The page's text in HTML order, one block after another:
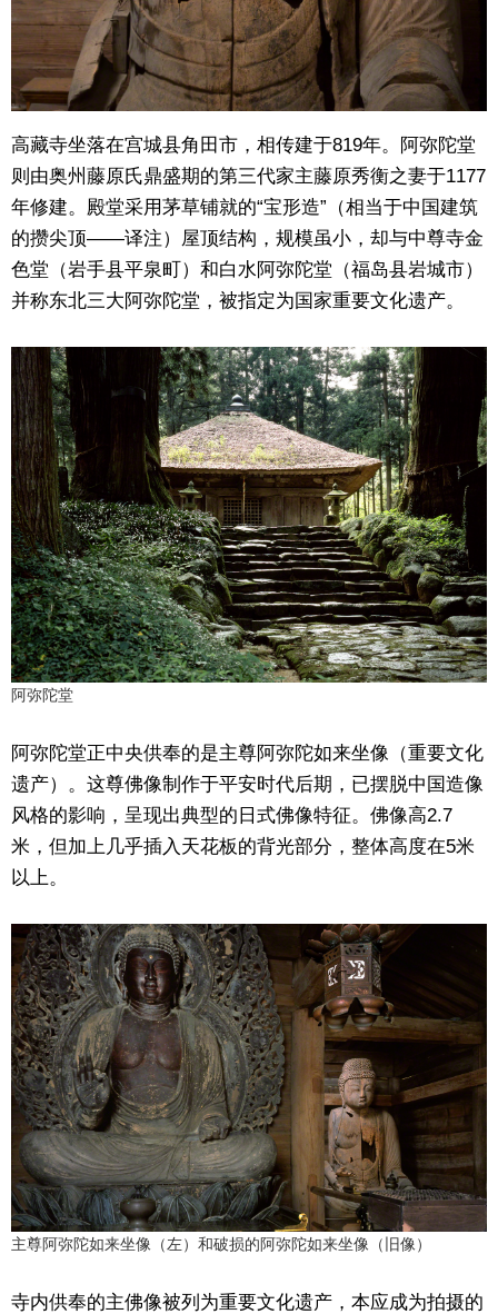
高藏寺坐落在宫城县角田市，相传建于819年。阿弥陀堂
则由奥州藤原氏鼎盛期的第三代家主藤原秀衡之妻于1177
年修建。殿堂采用茅草铺就的“宝形造”（相当于中国建筑
的攒尖顶——译注）屋顶结构，规模虽小，却与中尊寺金
色堂（岩手县平泉町）和白水阿弥陀堂（福岛县岩城市）
并称东北三大阿弥陀堂，被指定为国家重要文化遗产。
阿弥陀堂
阿弥陀堂正中央供奉的是主尊阿弥陀如来坐像（重要文化
遗产）。这尊佛像制作于平安时代后期，已摆脱中国造像
风格的影响，呈现出典型的日式佛像特征。佛像高2.7
米，但加上几乎插入天花板的背光部分，整体高度在5米
以上。
主尊阿弥陀如来坐像（左）和破损的阿弥陀如来坐像（旧像）
寺内供奉的主佛像被列为重要文化遗产，本应成为拍摄的